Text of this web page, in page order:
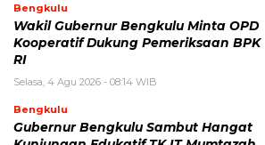
Bengkulu
Wakil Gubernur Bengkulu Minta OPD
Kooperatif Dukung Pemeriksaan BPK
RI
Selasa, 4 Agu 2026 - 08:14 WIB
Bengkulu
Gubernur Bengkulu Sambut Hangat